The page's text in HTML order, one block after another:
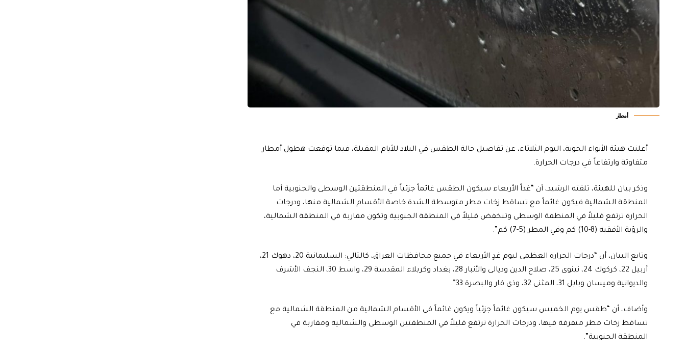
أمطار
أعلنت هيئة الأنواء الجوية، اليوم الثلاثاء، عن تفاصيل حالة الطقس في البلاد للأيام المقبلة، فيما توقعت هطول أمطار
متفاوتة وارتفاعاً في درجات الحرارة.
وذكر بيان للهيئة، تلقته الرشيد، أن “غداً الأربعاء سيكون الطقس غائماً جزئياً في المنطقتين الوسطى والجنوبية أما
المنطقة الشمالية فيكون غائماً مع تساقط زخات مطر متوسطة الشدة خاصة الأقسام الشمالية منها، ودرجات
الحرارة ترتفع قليلاً في المنطقة الوسطى وتنخفض قليلاً في المنطقة الجنوبية وتكون مقاربة في المنطقة الشمالية،
والرؤية الأفقية (8-10) كم وفي المطر (5-7) كم”.
وتابع البيان، أن “درجات الحرارة العظمى ليوم غدٍ الأربعاء في جميع محافظات العراق، كالتالي: السليمانية 20، دهوك 21،
أربيل 22، كركوك 24، نينوى 25، صلاح الدين وديالى والأنبار 28، بغداد وكربلاء المقدسة 29، واسط 30، النجف الأشرف
والديوانية وميسان وبابل 31، المثنى 32، وذي قار والبصرة 33”.
وأضاف، أن “طقس يوم الخميس سيكون غائماً جزئياً ويكون غائماً في الأقسام الشمالية من المنطقة الشمالية مع
تساقط زخات مطر متفرقة فيها، ودرجات الحرارة ترتفع قليلاً في المنطقتين الوسطى والشمالية ومقاربة في
المنطقة الجنوبية”.